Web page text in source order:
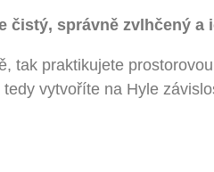
čistý, správně zvlhčený a
tak praktikujete
vytvoříte na Hyle